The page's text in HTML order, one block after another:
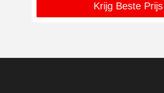
Krijg Beste Prijs